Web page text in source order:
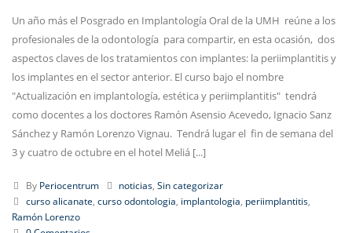
Un año más el Posgrado en Implantología Oral de la UMH reúne a los
profesionales de la odontología para compartir, en esta ocasión, dos
aspectos claves de los tratamientos con implantes: la periimplantitis y
los implantes en el sector anterior. El curso bajo el nombre
"Actualización en implantología, estética y periimplantitis" tendrá
como docentes a los doctores Ramón Asensio Acevedo, Ignacio Sanz
Sánchez y Ramón Lorenzo Vignau. Tendrá lugar el fin de semana del
3 y cuatro de octubre en el hotel Meliá [...]
By Periocentrum noticias ,Sin categorizar
curso alicanate curso odontologia implantologia periimplantitis,
Ramón Lorenzo